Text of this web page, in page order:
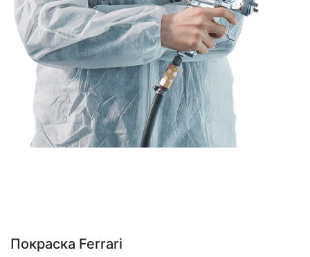
Покраска Ferrari